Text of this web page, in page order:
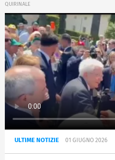
QUIRINALE
ULTIME NOTIZIE 01 GIUGNO 2026